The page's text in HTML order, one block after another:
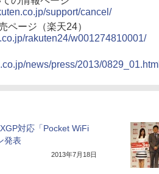
support/cancel/
ページ（楽天24）
rakuten24/w001274810001/
news/press/2013/0829_01.html
対応「Pocket WiFi
発表
2013年7月18日